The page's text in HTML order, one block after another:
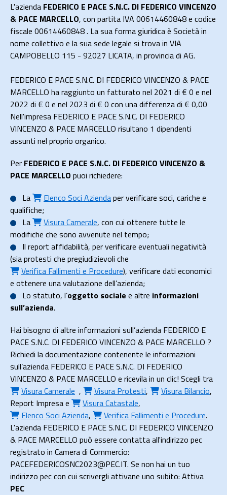
L'azienda FEDERICO E PACE S.N.C. DI FEDERICO VINCENZO
& PACE MARCELLO, con partita IVA 00614460848 e codice
fiscale 00614460848 . La sua forma giuridica è Società in
nome collettivo e la sua sede legale si trova in VIA
CAMPOBELLO 115 - 92027 LICATA, in provincia di AG.
FEDERICO E PACE S.N.C. DI FEDERICO VINCENZO & PACE
MARCELLO ha raggiunto un fatturato nel 2021 di € 0 e nel
2022 di € 0 e nel 2023 di € 0 con una differenza di € 0,00
Nell'impresa FEDERICO E PACE S.N.C. DI FEDERICO
VINCENZO & PACE MARCELLO risultano 1 dipendenti
assunti nel proprio organico.
Per FEDERICO E PACE S.N.C. DI FEDERICO VINCENZO &
PACE MARCELLO puoi richiedere:
La
Elenco Soci Aziendaper verificare soci, cariche e
qualifiche;
La
Visura Camerale, con cui ottenere tutte le
modifiche che sono avvenute nel tempo;
Il report affidabilità, per verificare eventuali negatività
(sia protesti che pregiudizievoli che
Verifica Fallimenti e Procedure), verificare dati economici
e ottenere una valutazione dell’azienda;
Lo statuto, l’oggetto sociale e altre informazioni
sull’azienda.
Hai bisogno di altre informazioni sull’azienda FEDERICO E
PACE S.N.C. DI FEDERICO VINCENZO & PACE MARCELLO ?
Richiedi la documentazione contenente le informazioni
sull’azienda FEDERICO E PACE S.N.C. DI FEDERICO
VINCENZO & PACE MARCELLO e ricevila in un clic! Scegli tra
Visura Camerale , Visura Protesti, Visura Bilancio,
Report Impresae Visura Catastale,
Elenco Soci Azienda, Verifica Fallimenti e Procedure.
L'azienda FEDERICO E PACE S.N.C. DI FEDERICO VINCENZO
& PACE MARCELLO può essere contatta all'indirizzo pec
registrato in Camera di Commercio:
PACEFEDERICOSNC2023@PEC.IT. Se non hai un tuo
indirizzo pec con cui scrivergli attivane uno subito: Attiva
PEC